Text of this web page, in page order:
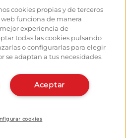
Cómo salir de Santiago
Calcula tus gastos
Historia
Organiza y planifica tu
camino
Apps del camino
cookies propias y de terceros
funciona de manera
experiencia de
todas las cookies pulsando
o configurarlas para elegir
se adaptan a tus necesidades.
Aceptar
cookies